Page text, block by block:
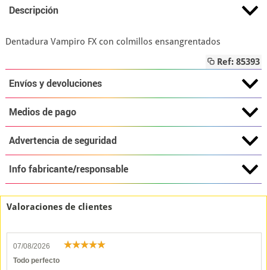
Descripción
Dentadura Vampiro FX con colmillos ensangrentados
Ref: 85393
Envíos y devoluciones
Medios de pago
Advertencia de seguridad
Info fabricante/responsable
Valoraciones de clientes
07/08/2026
Todo perfecto